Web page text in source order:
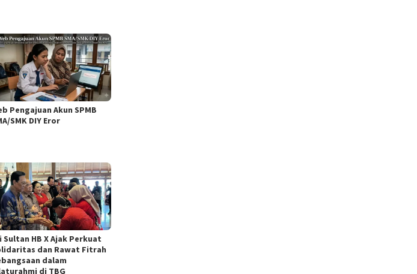
Pengajuan Akun SPMB
SMK DIY Eror
Sultan HB X Ajak Perkuat
dan Rawat Fitrah
dalam
di TBG